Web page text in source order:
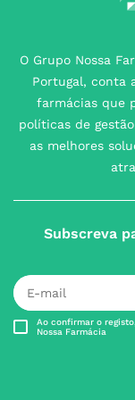
O Grupo Nossa
Portugal, conta
farmácias que
políticas de
as melhores
Subscreva
Ao confirmar o
Nossa Farmácia